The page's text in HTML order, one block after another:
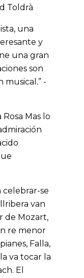
Toldrà
una
y
una gran
son
musical.” -
Mas lo
celebrar-se
van
de Mozart,
re menor
Falla,
va tocar la
El